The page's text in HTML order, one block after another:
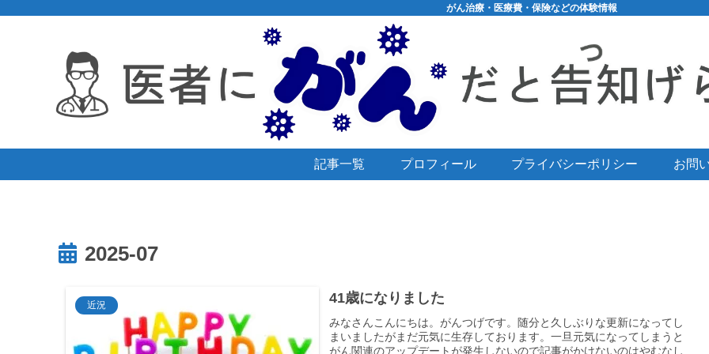
がん治療・医療費・保険などの体験情報
記事一覧 プロフィール プライバシーポリシー お問
2025-07
近況 41歳になりました
みなさんこんにちは。がんつげです。随分と久しぶりな更新になってし
まいましたがまだ元気に生存しております。一旦元気になってしまうと
がん関連のアップデートが発生しないので記事がかけないのはやむなし